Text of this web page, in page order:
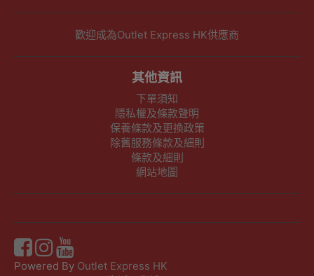
歡迎成為Outlet Express HK供應商
其他資訊
下單須知
隱私權及條款聲明
保養條款及更換政策
除舊服務條款及細則
條款及細則
網站地圖
Powered By Outlet Express HK